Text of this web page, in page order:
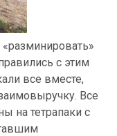
с этим
все вместе,
Все
на тетрапаки с